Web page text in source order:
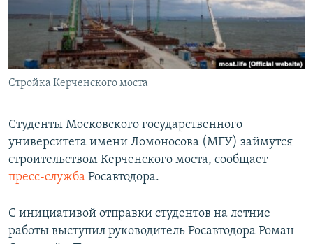
ПОБЕДИТЕЛЕЙ НЕ СУДЯТ?
КРЫМ.НЕПОКОРЕННЫЙ
ELIFBE
УКРАИНСКАЯ ПРОБЛЕМА КРЫМА
ПРИСОЕДИНЯЙТЕСЬ!
Стройка Керченского моста
Студенты Московского государственного
университета имени Ломоносова (МГУ) займутся
строительством Керченского моста, сообщает
пресс-служба Росавтодора.
С инициативой отправки студентов на летние
работы выступил руководитель Росавтодора Роман